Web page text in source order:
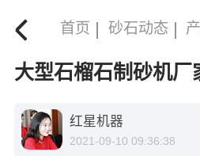
首页 砂石动态
大型石榴石制砂机厂
红星机器
2021-09-10 09:36:38